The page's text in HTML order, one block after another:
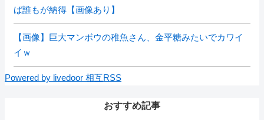
ば誰もが納得【画像あり】
【画像】巨大マンボウの稚魚さん、金平糖みたいでカワイ
イｗ
Powered by livedoor 相互RSS
おすすめ記事